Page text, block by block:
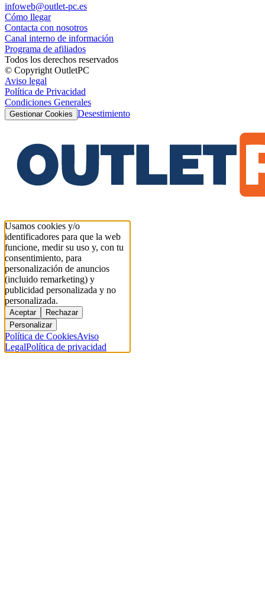
infoweb@outlet-pc.es
Cómo llegar
Contacta con nosotros
Canal interno de información
Programa de afiliados
Todos los derechos reservados
© Copyright OutletPC
Aviso legal
Política de Privacidad
Condiciones Generales
Gestionar Cookies Desestimiento
Usamos cookies y/o
identificadores para que la web
funcione, medir su uso y, con tu
consentimiento, para
personalización de anuncios
(incluido remarketing) y
publicidad personalizada y no
personalizada.
Aceptar
Rechazar
Personalizar
Política de CookiesAviso
LegalPolítica de privacidad